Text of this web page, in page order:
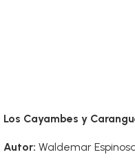
Los Cayambes y
Autor: Waldemar